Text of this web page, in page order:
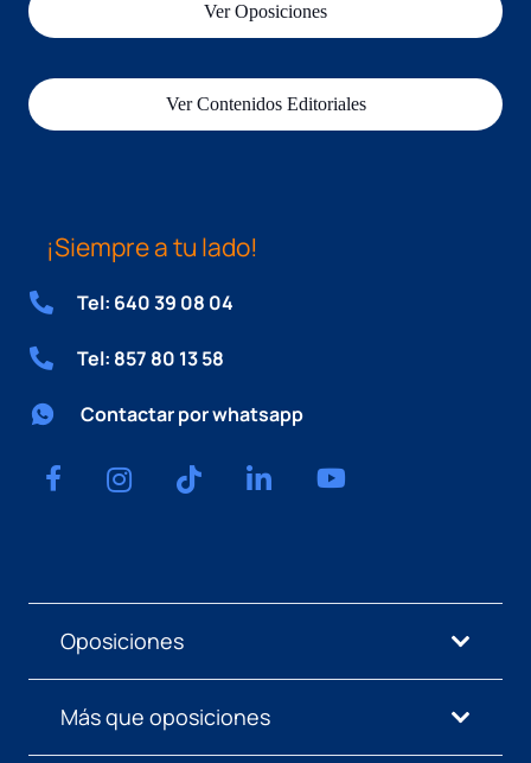
Ver Oposiciones
Ver Contenidos Editoriales
¡Siempre a tu lado!
Tel: 640 39 08 04
Tel: 857 80 13 58
Contactar por whatsapp
Oposiciones
Más que oposiciones